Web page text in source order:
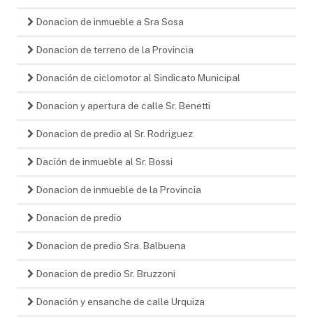
Donacion de inmueble a Sra Sosa
Donacion de terreno de la Provincia
Donación de ciclomotor al Sindicato Municipal
Donacion y apertura de calle Sr. Benetti
Donacion de predio al Sr. Rodriguez
Dación de inmueble al Sr. Bossi
Donacion de inmueble de la Provincia
Donacion de predio
Donacion de predio Sra. Balbuena
Donacion de predio Sr. Bruzzoni
Donación y ensanche de calle Urquiza